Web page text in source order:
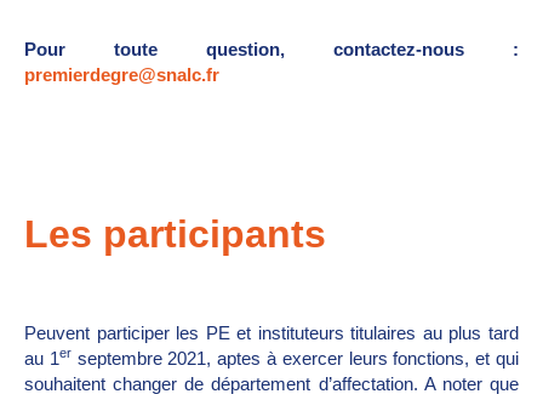
Pour toute question, contactez-nous :
premierdegre@snalc.fr
Les participants
Peuvent participer les PE et instituteurs titulaires au plus tard
au 1erseptembre 2021, aptes à exercer leurs fonctions, et qui
souhaitent changer de département d’affectation. A noter que